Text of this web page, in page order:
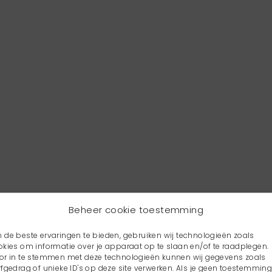
Beheer cookie toestemming
de beste ervaringen te bieden, gebruiken wij technologieën zoals
om informatie over je apparaat op te slaan en/of te raadplegen.
in te stemmen met deze technologieën kunnen wij gegevens zoals
of unieke ID's op deze site verwerken. Als je geen toestemming